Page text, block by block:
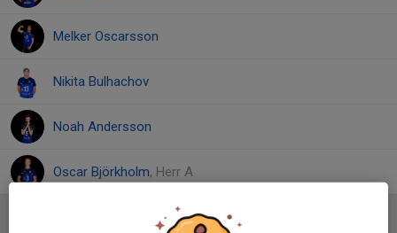
Melker Oscarsson
Nikita Bulhachov
Noah Andersson
Oscar Björkholm, Herr A